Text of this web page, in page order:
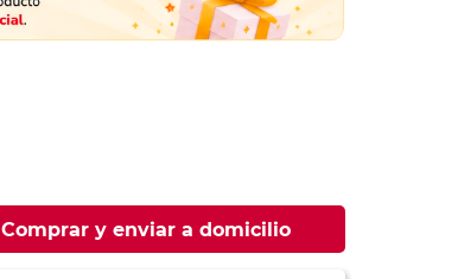
Comprar y enviar a domicilio